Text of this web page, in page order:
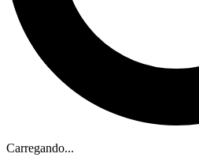
Carregando...